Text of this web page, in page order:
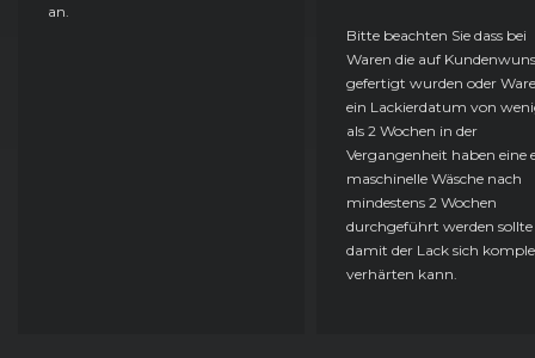
an.
Bitte beachten Sie dass bei
Waren die auf
gefertigt wurden oder
ein Lackierdatum von
als 2 Wochen in der
Vergangenheit haben eine
maschinelle Wäsche nach
mindestens 2 Wochen
durchgeführt werden sollte
damit der Lack sich
verhärten kann.